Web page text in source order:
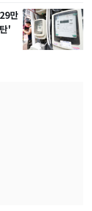
만
'